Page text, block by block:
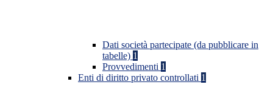
Dati società partecipate (da pubblicare in
tabelle) 1
Provvedimenti 1
Enti di diritto privato controllati 1